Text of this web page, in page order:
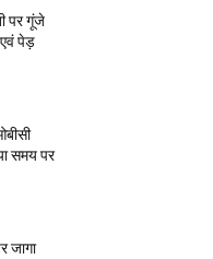
पर गूंजे
एवं पेड़
समय पर
जागा